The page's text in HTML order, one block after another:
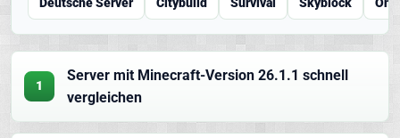
1
Server mit Minecraft-Version 26.1.1 schnell
vergleichen